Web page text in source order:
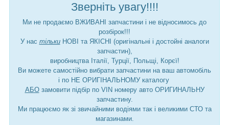
Зверніть увагу!!!!
Ми не продаємо ВЖИВАНІ запчастини і не відносимось до
розбірок!!!
У нас тількиНОВІ та ЯКІСНІ (оригінальні і достойні аналоги
запчастин),
виробництва Італії, Турції, Польщі, Корєї!
Ви можете самостійно вибрати запчастини на ваш автомобіль
і по НЕ ОРИГІНАЛЬНОМУ каталогу
АБОзамовити підбір по VIN номеру авто ОРИГИНАЛЬНУ
запчастину.
Ми працюємо як зі звичайними водіями так і великими СТО та
магазинами.